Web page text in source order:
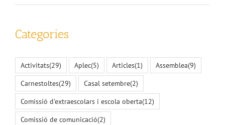
Categories
Activitats(29) Aplec(5) Articles(1) Assemblea(9)
Carnestoltes(29) Casal setembre(2)
Comissió d'extraescolars i escola oberta(12)
Comissió de comunicació(2)